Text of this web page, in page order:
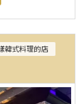
韓式料理的店